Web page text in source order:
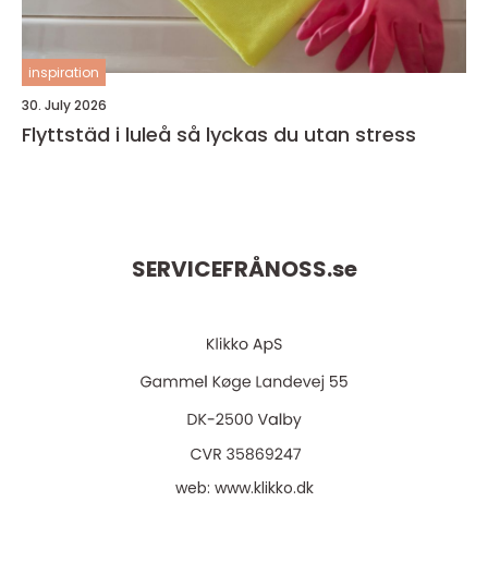
inspiration
30. July 2026
Flyttstäd i luleå så lyckas du utan stress
SERVICEFRÅNOSS.se
web: www.klikko.dk